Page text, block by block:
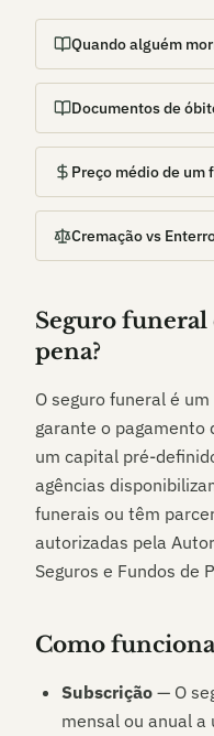
Quando alguém
Documentos de
Preço médio de um
Cremação vs
Seguro
pena?
O seguro funeral é
garante o pagamento
um capital pré-
agências
funerais ou têm
autorizadas pela
Seguros e Fundos de
Como
Subscrição — O
mensal ou anual a